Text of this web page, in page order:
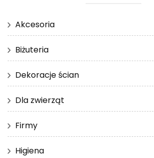
Akcesoria
Biżuteria
Dekoracje ścian
Dla zwierząt
Firmy
Higiena